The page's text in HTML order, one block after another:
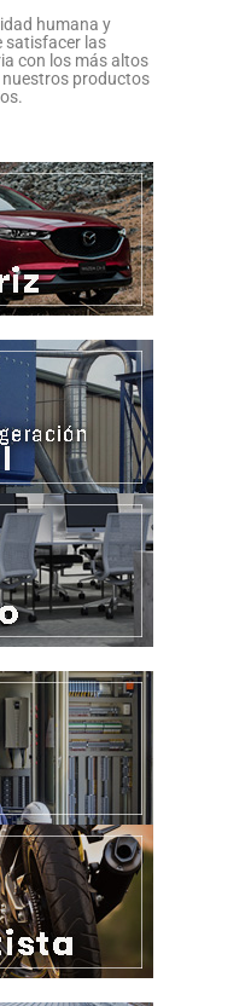
humana y
satisfacer las
con los más altos
productos